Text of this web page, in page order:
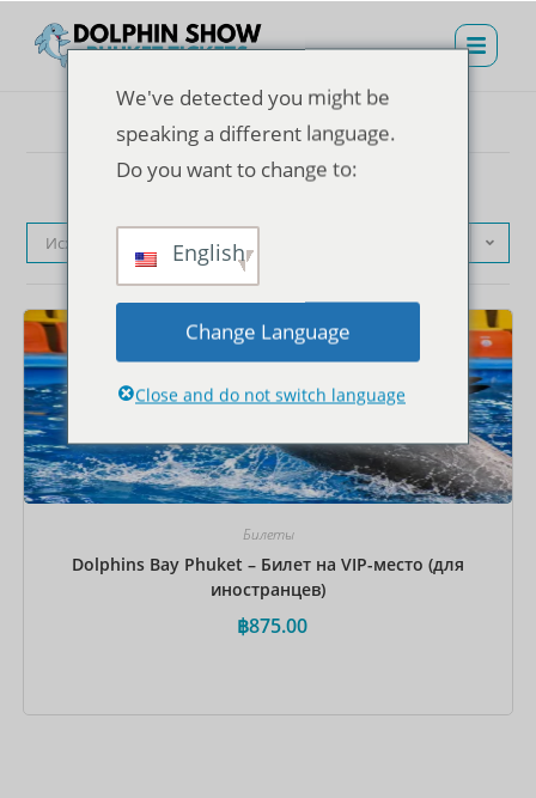
Исходная сортировка
Билеты
Dolphins Bay Phuket – Билет на VIP-место (для
иностранцев)
฿875.00
We've detected you might be
speaking a different language.
Do you want to change to:
English
Change Language
Close and do not switch language